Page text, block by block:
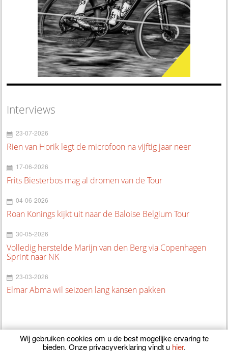
Interviews
23-07-2026
Rien van Horik legt de microfoon na vijftig jaar neer
17-06-2026
Frits Biesterbos mag al dromen van de Tour
04-06-2026
Roan Konings kijkt uit naar de Baloise Belgium Tour
30-05-2026
Volledig herstelde Marijn van den Berg via Copenhagen
Sprint naar NK
23-03-2026
Elmar Abma wil seizoen lang kansen pakken
Wij gebruiken cookies om u de best mogelijke ervaring te
bieden. Onze privacyverklaring vindt u hier.